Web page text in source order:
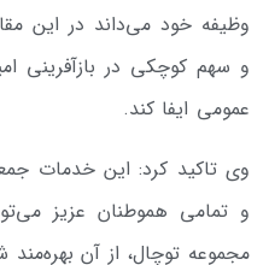
وظیفه خود می‌داند در این
و سهم کوچکی در بازآفرینی
عمومی ایفا کند.
وی تاکید کرد: این خدمات
و تمامی هموطنان عزیز
مجموعه توچال، از آن بهره‌مند